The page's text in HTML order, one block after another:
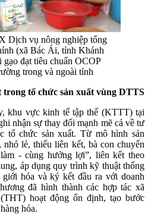
Dịch vụ nông nghiệp tổng
(xã Bác Ái, tỉnh Khánh
gạo đạt tiêu chuẩn OCOP
trong và ngoài tỉnh
trong tổ chức sản xuất vùng DTTS
khu vực kinh tế tập thể (KTTT) tại
nhận sự thay đổi mạnh mẽ cả về tư
tổ chức sản xuất. Từ mô hình sản
lẻ, thiếu liên kết, bà con chuyển
- cùng hưởng lợi”, liên kết theo
áp dụng quy trình kỹ thuật thống
hóa và ký kết đầu ra với doanh
đã hình thành các hợp tác xã
hoạt động ổn định, tạo bước
hóa.